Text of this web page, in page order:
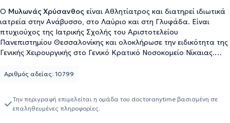
Ο Μυλωνάς Χρύσανθος είναι Αθλητίατρος και διατηρεί ιδιωτικά
ιατρεία στην Ανάβυσσο, στο Λαύριο και στη Γλυφάδα. Είναι
πτυχιούχος της Ιατρικής Σχολής του Αριστοτελείου
Πανεπιστημίου Θεσσαλονίκης και ολοκλήρωσε την ειδικότητα της
Γενικής Χειρουργικής στο Γενικό Κρατικό Νοσοκομείο Νίκαιας.
Επιστημονικός Συνεργάτης στο ΙΚΑ Λαυρίου για περισσότερα
Medireraneo στην περιοχή της Γλυφάδας. Τέλος, μέχρι σήμερα
παρακολουθεί συνέδρια στην Ελλάδα και στο εξωτερικό, που
Αριθμός αδείας: 10799
Την περιγραφή επιμελείται η ομάδα του doctoranytime βασισμένη σε
επαληθευμένες πληροφορίες.